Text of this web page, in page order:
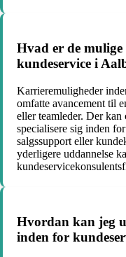
Hvad er de
kundeservice i
Karrieremuligheder
omfatte avancement til
eller teamleder. Der
specialisere sig inden
salgssupport eller
yderligere uddannelse
Hvordan kan jeg
inden for